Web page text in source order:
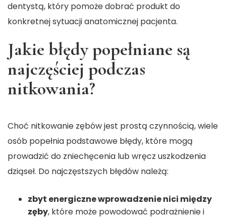
dentystą, który pomoże dobrać produkt do
konkretnej sytuacji anatomicznej pacjenta.
Jakie błędy popełniane są
najczęściej podczas
nitkowania?
Choć nitkowanie zębów jest prostą czynnością, wiele
osób popełnia podstawowe błędy, które mogą
prowadzić do zniechęcenia lub wręcz uszkodzenia
dziąseł. Do najczęstszych błędów należą:
zbyt energiczne wprowadzenie nici między
zęby, które może powodować podrażnienie i